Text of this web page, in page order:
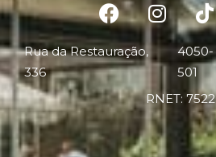
Rua da Restauração,
336
4050-
501
RNET: 7522